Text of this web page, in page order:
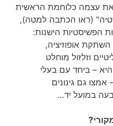
את עצמה כלוחמת הראשית
(ראו הכתבה למטה),
הפשיסטיות הישנות:
אופוזיציה,
וזלזול מוחלט
– ביחד עם בעלי
גם גינונים
במועל יד…